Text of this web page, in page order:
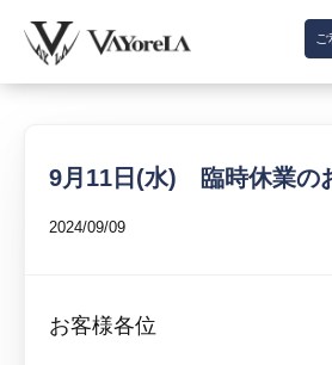
9月11日(水) 臨時休業の
2024/09/09
お客様各位